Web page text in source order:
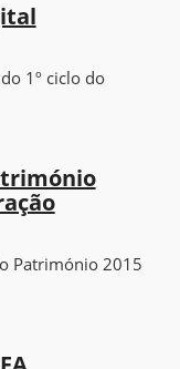
1º ciclo do
Património 2015